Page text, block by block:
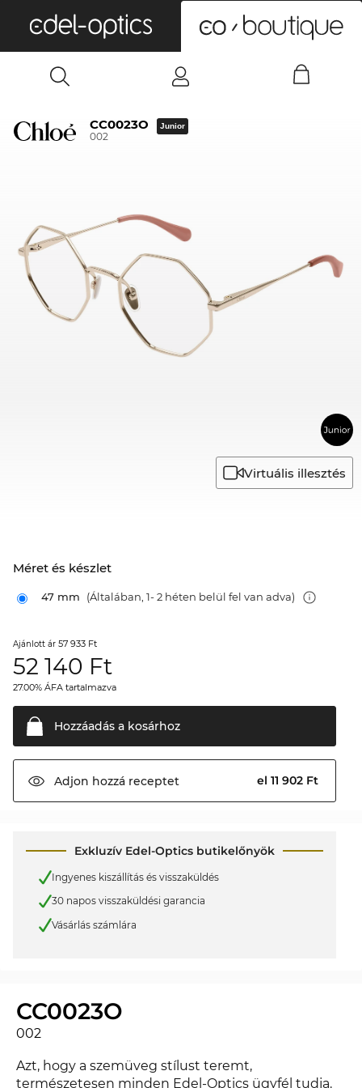
CC0023O
002
Junior
Virtuális illesztés
Méret és készlet
47 mm (Általában, 1- 2 héten belül fel van adva)
Ajánlott ár 57 933 Ft
52 140 Ft
27.00% ÁFA tartalmazva
Hozzáadás a kosárhoz
Adjon hozzá receptet el 11 902 Ft
Exkluzív Edel-Optics butikelőnyök
Ingyenes kiszállítás és visszaküldés
30 napos visszaküldési garancia
Vásárlás számlára
CC0023O
002
Azt, hogy a szemüveg stílust teremt,
természetesen minden Edel-Optics ügyfél tudja.